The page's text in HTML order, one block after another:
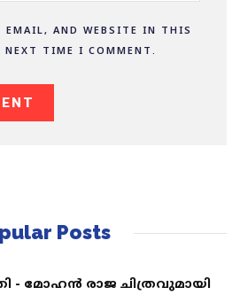
EMAIL, AND WEBSITE IN THIS
NEXT TIME I COMMENT.
Posts
- മോഹൻ രാജ ചിത്രവുമായി